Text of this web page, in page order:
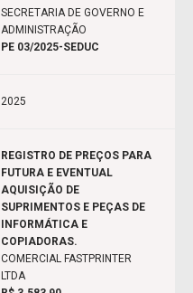
SECRETARIA DE GOVERNO E
ADMINISTRAÇÃO
PE 03/2025-SEDUC
2025
REGISTRO DE PREÇOS PARA
FUTURA E EVENTUAL
AQUISIÇÃO DE
SUPRIMENTOS E PEÇAS DE
INFORMÁTICA E
COPIADORAS.
COMERCIAL FASTPRINTER
LTDA